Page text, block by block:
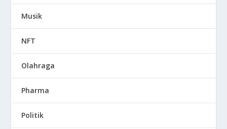
Musik
NFT
Olahraga
Pharma
Politik